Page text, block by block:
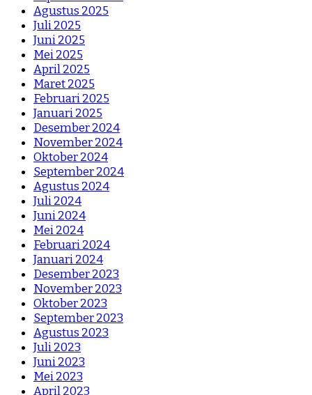
Agustus 2025
Juli 2025
Juni 2025
Mei 2025
April 2025
Maret 2025
Februari 2025
Januari 2025
Desember 2024
November 2024
Oktober 2024
September 2024
Agustus 2024
Juli 2024
Juni 2024
Mei 2024
Februari 2024
Januari 2024
Desember 2023
November 2023
Oktober 2023
September 2023
Agustus 2023
Juli 2023
Juni 2023
Mei 2023
April 2023